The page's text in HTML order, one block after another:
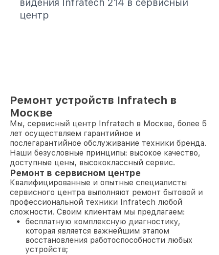
видения Infratech 214 в сервисный
центр
Ремонт устройств Infratech в
Москве
Мы, сервисный центр Infratech в Москве, более 5
лет осуществляем гарантийное и
послегарантийное обслуживание техники бренда.
Наши безусловные принципы: высокое качество,
доступные цены, высококлассный сервис.
Ремонт в сервисном центре
Квалифицированные и опытные специалисты
сервисного центра выполняют ремонт бытовой и
профессиональной техники Infratech любой
сложности. Своим клиентам мы предлагаем:
бесплатную комплексную диагностику,
которая является важнейшим этапом
восстановления работоспособности любых
устройств;